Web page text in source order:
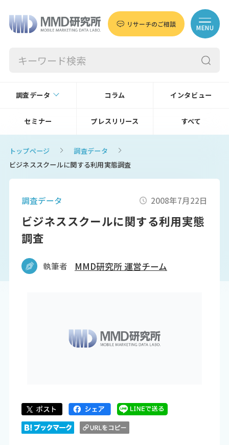
リサーチのご相談 MENU
調査データ コラム インタビュー
セミナー プレスリリース すべて
トップページ
調査データ
ビジネススクールに関する利用実態調査
調査データ 2008年7月22日
ビジネススクールに関する利用実態
調査
執筆者 MMD研究所 運営チーム